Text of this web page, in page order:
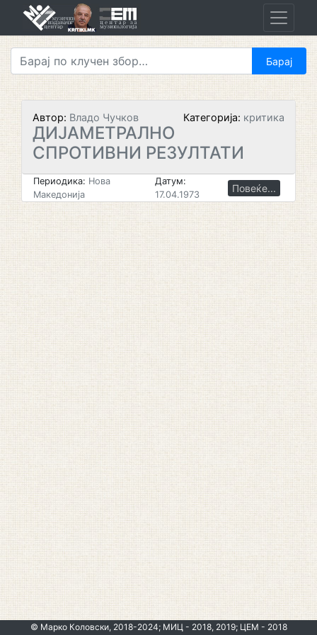
Автор: Владо Чучков Категорија: критика
ДИЈАМЕТРАЛНО
СПРОТИВНИ РЕЗУЛТАТИ
Периодика: Нова
Македонија
Датум:
17.04.1973
Повеќе...
© Марко Коловски, 2018-2024; МИЦ - 2018, 2019; ЦЕМ - 2018